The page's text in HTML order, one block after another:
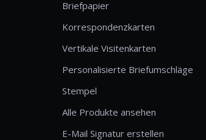
Briefpapier
Korrespondenzkarten
Vertikale Visitenkarten
Personalisierte Briefumschläge
Stempel
Alle Produkte ansehen
E-Mail Signatur erstellen